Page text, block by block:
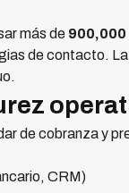
más de
de contacto. La
de cobranza y
CRM)